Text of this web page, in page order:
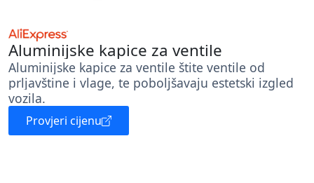
Aluminijske kapice za ventile
Aluminijske kapice za ventile štite ventile od
prljavštine i vlage, te poboljšavaju estetski izgled
vozila.
Provjeri cijenu